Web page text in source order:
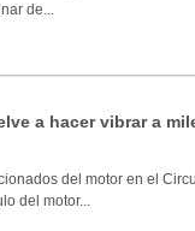
de...
a hacer vibrar a
del motor en el
del motor...